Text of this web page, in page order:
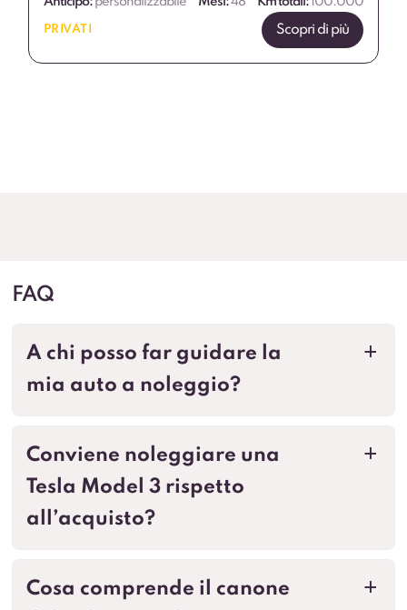
PRIVATI Scopri di più
FAQ
a
A chi posso far guidare la
mia auto a noleggio?
a
Conviene noleggiare una
Tesla Model 3 rispetto
all’acquisto?
a
Cosa comprende il canone